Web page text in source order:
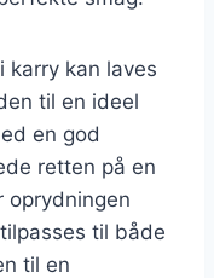
karry kan laves
til en ideel
en god
retten på en
oprydningen
til både
til en